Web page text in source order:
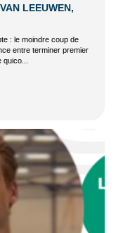
LEEUWEN,
: le moindre coup de
entre terminer premier